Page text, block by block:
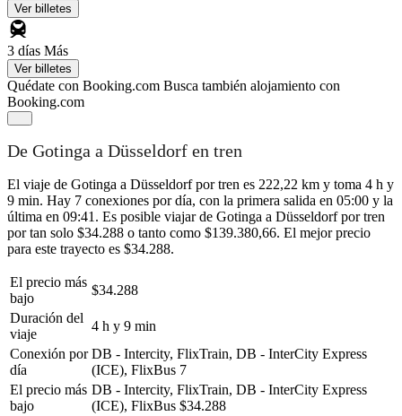
Ver billetes
3 días Más
Ver billetes
Quédate con Booking.com Busca también alojamiento con
Booking.com
De Gotinga a Düsseldorf en tren
El viaje de Gotinga a Düsseldorf por tren es 222,22 km y toma 4 h y
9 min. Hay 7 conexiones por día, con la primera salida en 05:00 y la
última en 09:41. Es posible viajar de Gotinga a Düsseldorf por tren
por tan solo $34.288 o tanto como $139.380,66. El mejor precio
para este trayecto es $34.288.
El precio más
bajo
$34.288
Duración del
viaje
4 h y 9 min
Conexión por
día
DB - Intercity, FlixTrain, DB - InterCity Express
(ICE), FlixBus 7
El precio más
bajo
DB - Intercity, FlixTrain, DB - InterCity Express
(ICE), FlixBus $34.288